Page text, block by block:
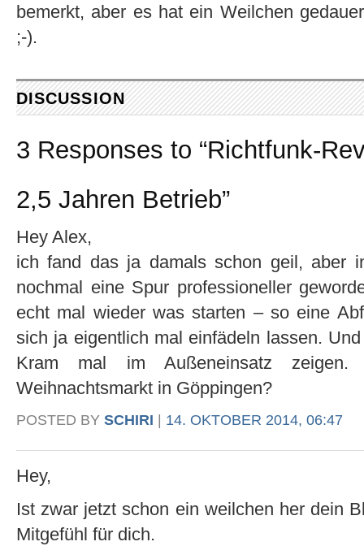
bemerkt, aber es hat ein Weilchen
;-).
DISCUSSION
3 Responses to “Richtfunk-
2,5 Jahren Betrieb”
Hey Alex,
ich fand das ja damals schon geil, aber
nochmal eine Spur professioneller
echt mal wieder was starten – so eine
sich ja eigentlich mal einfädeln lassen.
Kram mal im Außeneinsatz
Weihnachtsmarkt in Göppingen?
POSTED BY SCHIRI 14. OKTOBER 2014, 06:47
Hey,
Ist zwar jetzt schon ein weilchen her dein
Mitgefühl für dich.